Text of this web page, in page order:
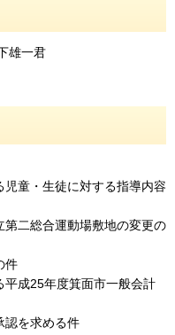
雄一君
童・生徒に対する指導内容
第二総合運動場敷地の変更の
件
平成25年度箕面市一般会計
認を求める件